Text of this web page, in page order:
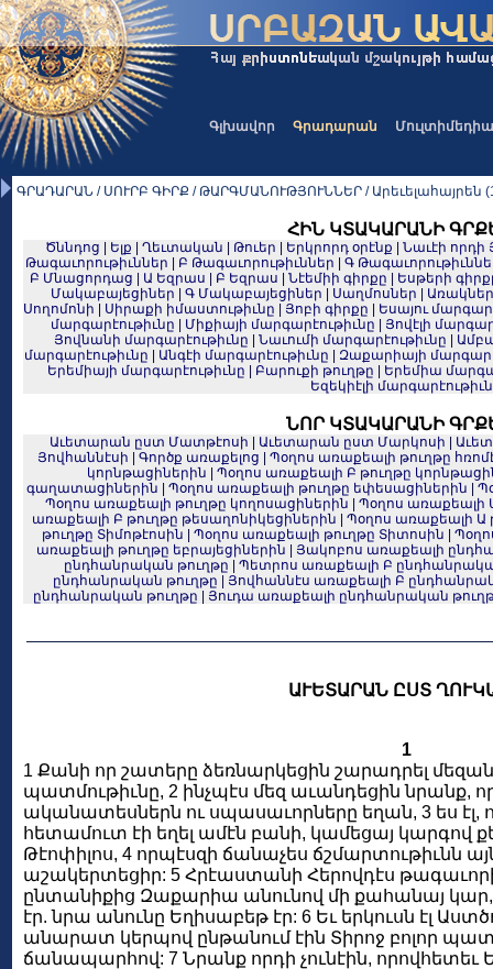
Գլխավոր Գրադարան Մուլտիմեդիա
ԳՐԱԴԱՐԱՆ / ՍՈՒՐԲ ԳԻՐՔ / ԹԱՐԳՄԱՆՈՒԹՅՈՒՆՆԵՐ / Արեւելահայրեն
ՀԻՆ ԿՏԱԿԱՐԱՆԻ
Ծննդոց Ելք Ղեւտական Թուեր Երկրորդ օրէնք
Նաւէի որդի
Թագաւորութիւններ
Բ Թագաւորութիւններ
Գ
Բ Մնացորդաց
Ա Եզրաս Բ Եզրաս Նէեմիի գիրքը
Եսթերի
Մակաբայեցիներ
Գ Մակաբայեցիներ Սաղմոսներ
Առակներ
Սողոմոնի
Սիրաքի իմաստութիւնը Յոբի գիրքը
Եսայու
մարգարէութիւնը
Միքիայի մարգարէութիւնը
Յովէլի
Յովնանի մարգարէութիւնը
Նաւումի մարգարէութիւնը
մարգարէութիւնը
Անգէի մարգարէութիւնը
Զաքարիայի
Երեմիայի մարգարէութիւնը
Բարուքի թուղթը
Երեմիա
Եզեկիէլի
ՆՈՐ ԿՏԱԿԱՐԱՆԻ
Աւետարան ըստ Մատթէոսի Աւետարան ըստ Մարկոսի
Յովհաննէսի
Գործք առաքելոց
Պօղոս առաքեալի թուղթը
կորնթացիներին
Պօղոս առաքեալի Բ թուղթը
գաղատացիներին
Պօղոս առաքեալի թուղթը եփեսացիներին
Պօղոս առաքեալի թուղթը կողոսացիներին
Պօղոս առաքեալի
առաքեալի Բ թուղթը թեսաղոնիկեցիներին
Պօղոս առաքեալի Ա
թուղթը Տիմոթէոսին
Պօղոս առաքեալի թուղթը Տիտոսին
առաքեալի թուղթը եբրայեցիներին
Յակոբոս առաքեալի
ընդհանրական թուղթը
Պետրոս առաքեալի Բ
ընդհանրական թուղթը
Յովհաննէս առաքեալի Բ
ընդհանրական թուղթը
Յուդա առաքեալի ընդհանրական
ԱՒԵՏԱՐԱՆ ԸՍՏ
1
1 Քանի որ շատերը ձեռնարկեցին շարադրել
պատմութիւնը, 2 ինչպէս մեզ աւանդեցին նրանք,
ականատեսներն ու սպասաւորները եղան, 3 ես էլ,
հետամուտ էի եղել ամէն բանի, կամեցայ կարգով
Թէոփիլոս, 4 որպէսզի ճանաչես ճշմարտութիւնն
աշակերտեցիր: 5 Հրէաստանի Հերովդէս
ընտանիքից Զաքարիա անունով մի քահանայ կար,
էր. նրա անունը Եղիսաբեթ էր: 6 Եւ երկուսն էլ
անարատ կերպով ընթանում էին Տիրոջ բոլոր
ճանապարհով: 7 Նրանք որդի չունէին, որովհետեւ